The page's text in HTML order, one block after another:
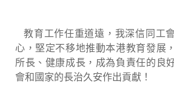
教育工作任重道遠，我深信同工
心，堅定不移地推動本港教育發展
所長、健康成長，成為負責任的良
會和國家的長治久安作出貢獻！